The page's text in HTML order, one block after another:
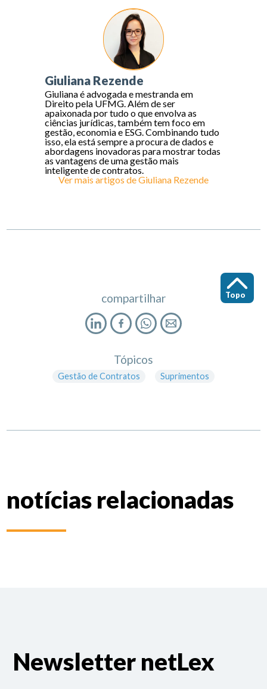
Topo
Giuliana Rezende
Giuliana é advogada e mestranda em
Direito pela UFMG. Além de ser
apaixonada por tudo o que envolva as
ciências jurídicas, também tem foco em
gestão, economia e ESG. Combinando tudo
isso, ela está sempre a procura de dados e
abordagens inovadoras para mostrar todas
as vantagens de uma gestão mais
inteligente de contratos.
Ver mais artigos deGiuliana Rezende
Tópicos
Gestão de Contratos Suprimentos
compartilhar
notícias relacionadas
Newsletter netLex